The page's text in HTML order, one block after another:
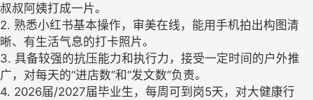
叔叔阿姨打成一片。
2. 熟悉小红书基本操作，审美在线，能用手机拍出构图清
晰、有生活气息的打卡照片。
3. 具备较强的抗压能力和执行力，接受一定时间的户外推
广，对每天的“进店数”和“发文数”负责。
4. 2026届/2027届毕业生，每周可到岗5天，对大健康行